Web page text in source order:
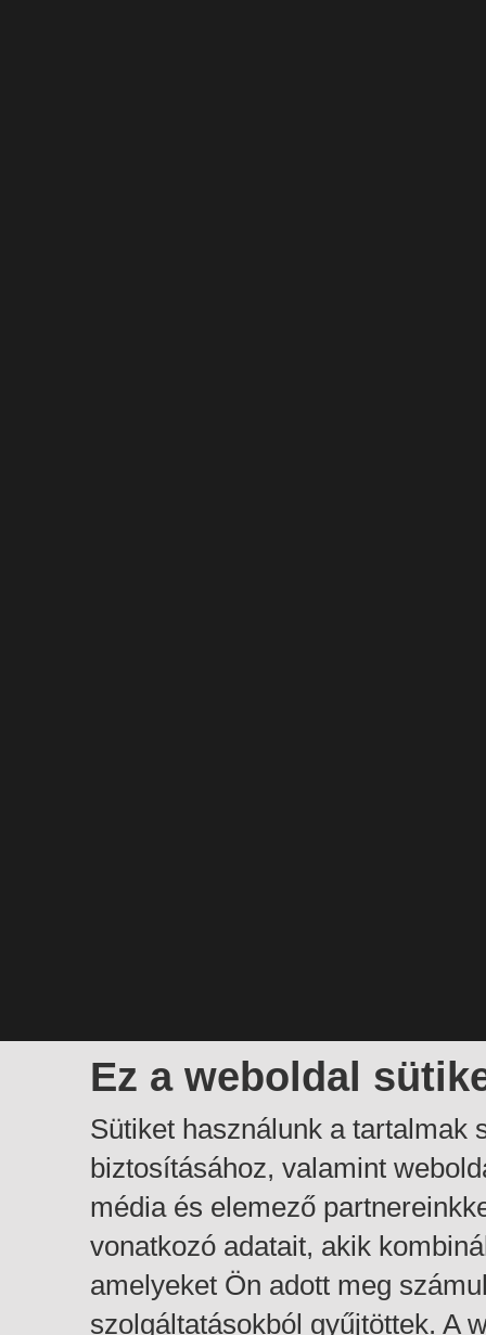
Ez a weboldal
Sütiket használunk a tartalmak
biztosításához, valamint
média és elemező
vonatkozó adatait, akik
amelyeket Ön adott meg
szolgáltatásokból gyűjtöttek. A